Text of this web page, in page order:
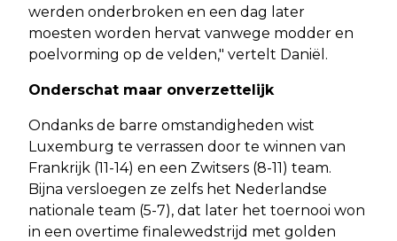
werden onderbroken en een dag later
moesten worden hervat vanwege modder en
poelvorming op de velden," vertelt Daniël.
Onderschat maar onverzettelijk
Ondanks de barre omstandigheden wist
Luxemburg te verrassen door te winnen van
Frankrijk (11-14) en een Zwitsers (8-11) team.
Bijna versloegen ze zelfs het Nederlandse
nationale team (5-7), dat later het toernooi won
in een overtime finalewedstrijd met golden